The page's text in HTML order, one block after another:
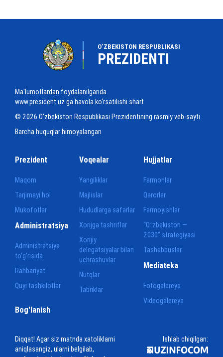
O‘ZBEKISTON RESPUBLIKASI
PREZIDENTI
Ma'lumotlardan foydalanilganda
www.president.uz ga havola ko‘rsatilishi shart
© 2026 O‘zbekiston Respublikasi Prezidentining rasmiy veb-sayti
Barcha huquqlar himoyalangan
Prezident
Maqom
Tarjimayi hol
Mukofotlar
Voqealar
Yangiliklar
Majlislar
Hududlarga safarlar
Xorijga tashriflar
Xorijiy
delegatsiyalar bilan
uchrashuvlar
Nutqlar
Tabriklar
Hujjatlar
Farmonlar
Qarorlar
Farmoyishlar
“Oʻzbekiston —
2030” strategiyasi
Tashabbuslar
Administratsiya
Administratsiya
to‘g‘risida
Rahbariyat
Quyi tashkilotlar
Mediateka
Fotogalereya
Videogalereya
Bog'lanish
Diqqat! Agar siz matnda xatoliklarni
aniqlasangiz, ularni belgilab,
Ishlab chiqilgan: